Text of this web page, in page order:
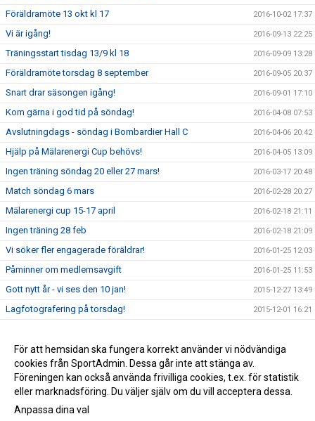
Föräldramöte 13 okt kl 17 2016-10-02 17:37
Vi är igång! 2016-09-13 22:25
Träningsstart tisdag 13/9 kl 18 2016-09-09 13:28
Föräldramöte torsdag 8 september 2016-09-05 20:37
Snart drar säsongen igång! 2016-09-01 17:10
Kom gärna i god tid på söndag! 2016-04-08 07:53
Avslutningdags - söndag i Bombardier Hall C 2016-04-06 20:42
Hjälp på Mälarenergi Cup behövs! 2016-04-05 13:09
Ingen träning söndag 20 eller 27 mars! 2016-03-17 20:48
Match söndag 6 mars 2016-02-28 20:27
Mälarenergi cup 15-17 april 2016-02-18 21:11
Ingen träning 28 feb 2016-02-18 21:09
Vi söker fler engagerade föräldrar! 2016-01-25 12:03
Påminner om medlemsavgift 2016-01-25 11:53
Gott nytt år - vi ses den 10 jan! 2015-12-27 13:49
Lagfotografering på torsdag! 2015-12-01 16:21
Träning idag 15.30 2015-11-15 10:49
Kommande träningar 2015-11-04 20:57
För att hemsidan ska fungera korrekt använder vi nödvändiga
cookies från SportAdmin. Dessa går inte att stänga av.
Föreningen kan också använda frivilliga cookies, t.ex. för statistik
eller marknadsföring. Du väljer själv om du vill acceptera dessa.
Anpassa dina val